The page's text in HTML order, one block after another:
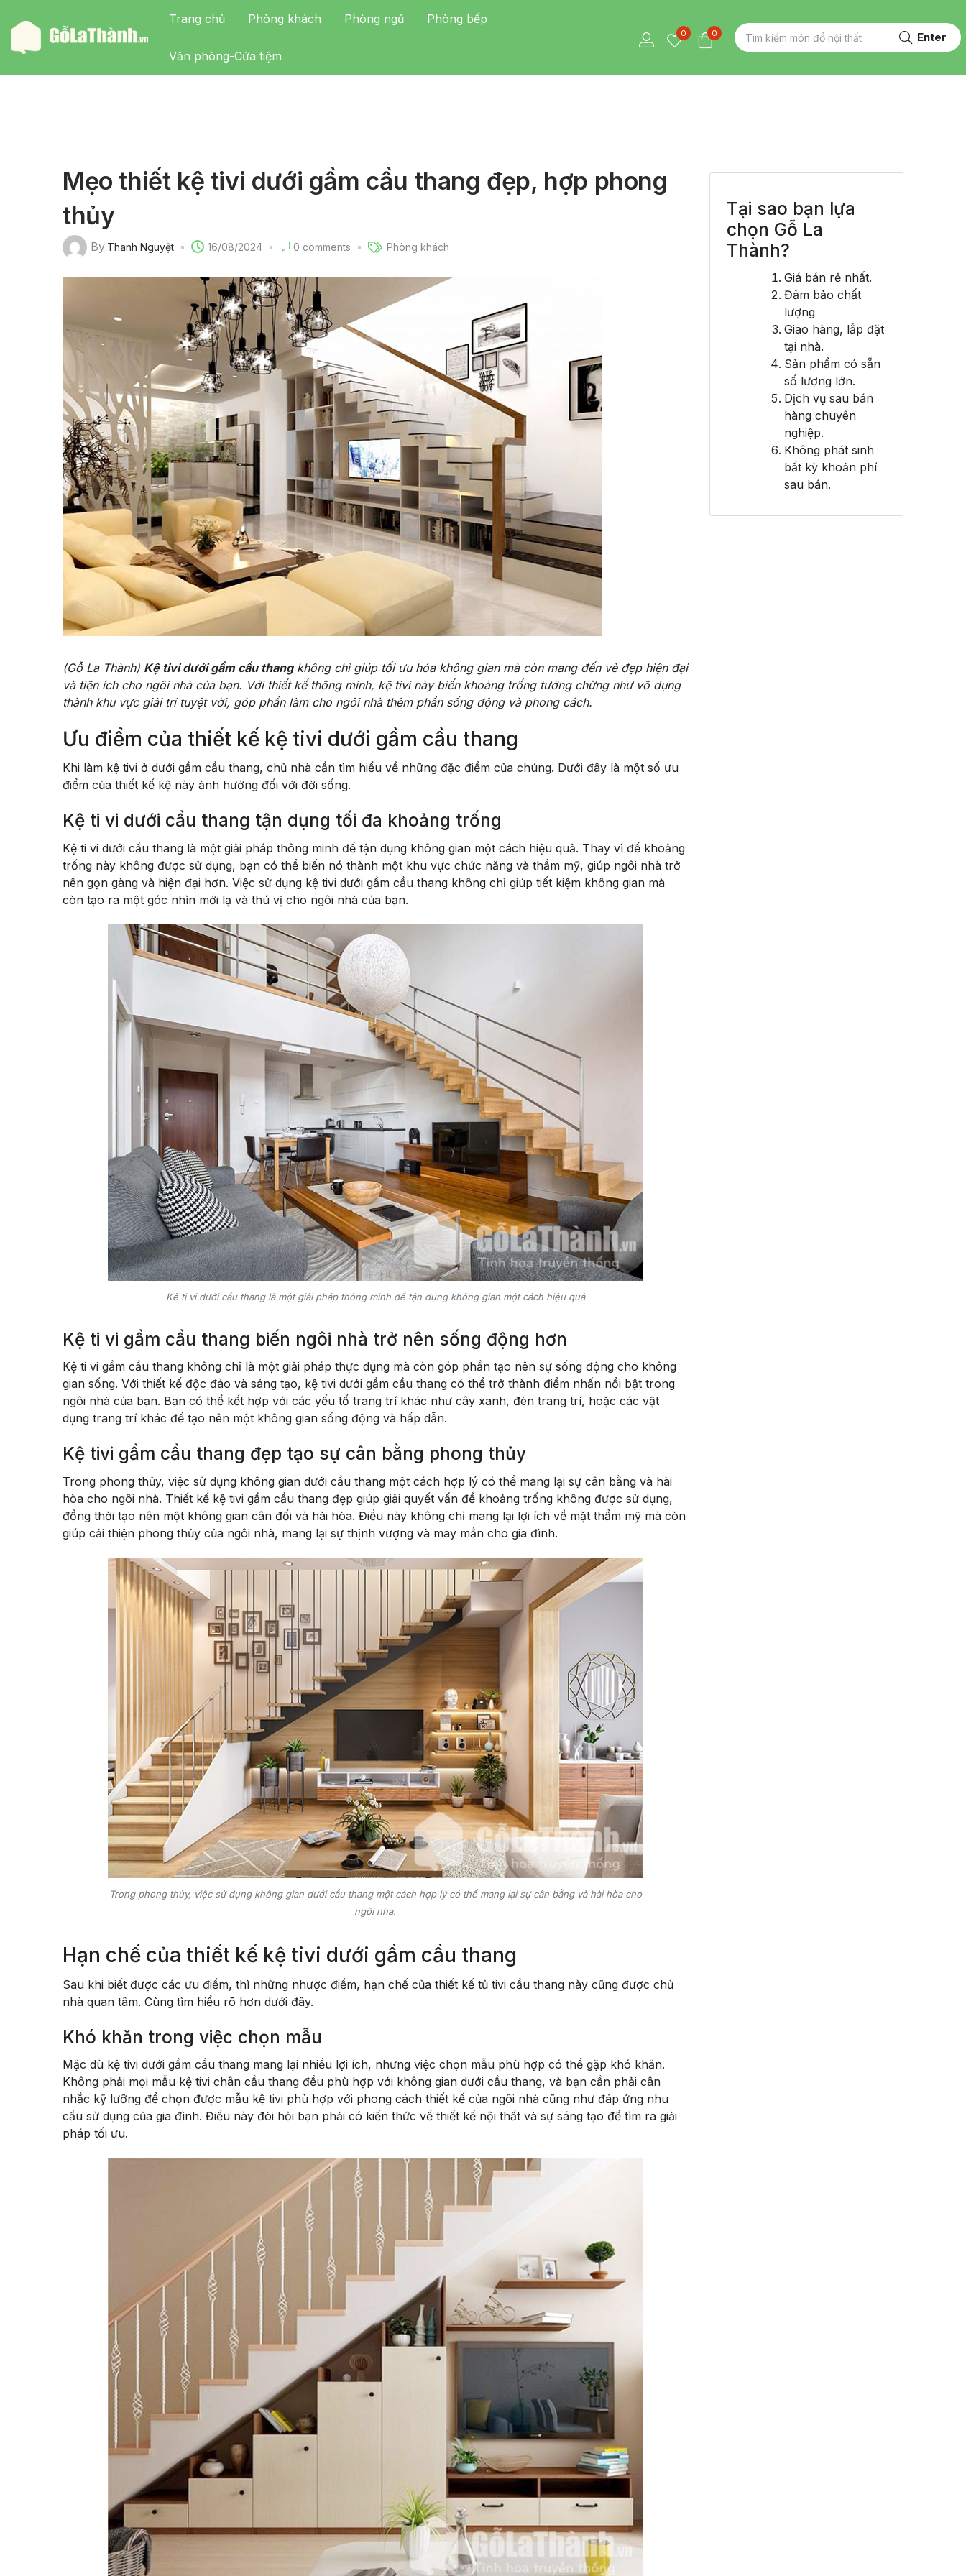
Trang chủ Phòng khách Phòng ngủ Phòng bếp
Văn phòng-Cửa tiệm
0 0 Enter
Tại sao bạn lựa
chọn Gỗ La
Thành?
Giá bán rẻ nhất.
Đảm bảo chất
lượng
Giao hàng, lắp đặt
tại nhà.
Sản phẩm có sẵn
số lượng lớn.
Dịch vụ sau bán
hàng chuyên
nghiệp.
Không phát sinh
bất kỳ khoản phí
sau bán.
Mẹo thiết kệ tivi dưới gầm cầu thang đẹp, hợp phong
thủy
By Thanh Nguyệt 16/08/2024 0 comments Phòng khách
(Gỗ La Thành) Kệ tivi dưới gầm cầu thangkhông chỉ giúp tối ưu hóa không gian mà còn mang đến vẻ đẹp hiện đại
và tiện ích cho ngôi nhà của bạn. Với thiết kế thông minh, kệ tivi này biến khoảng trống tưởng chừng như vô dụng
thành khu vực giải trí tuyệt vời, góp phần làm cho ngôi nhà thêm phần sống động và phong cách.
Ưu điểm của thiết kế kệ tivi dưới gầm cầu thang
Khi làm kệ tivi ở dưới gầm cầu thang, chủ nhà cần tìm hiểu về những đặc điểm của chúng. Dưới đây là một số ưu
điểm của thiết kế kệ này ảnh hưởng đối với đời sống.
Kệ ti vi dưới cầu thang tận dụng tối đa khoảng trống
Kệ ti vi dưới cầu thang là một giải pháp thông minh để tận dụng không gian một cách hiệu quả. Thay vì để khoảng
trống này không được sử dụng, bạn có thể biến nó thành một khu vực chức năng và thẩm mỹ, giúp ngôi nhà trở
nên gọn gàng và hiện đại hơn. Việc sử dụng kệ tivi dưới gầm cầu thang không chỉ giúp tiết kiệm không gian mà
còn tạo ra một góc nhìn mới lạ và thú vị cho ngôi nhà của bạn.
Kệ ti vi dưới cầu thang là một giải pháp thông minh để tận dụng không gian một cách hiệu quả
Kệ ti vi gầm cầu thang biến ngôi nhà trở nên sống động hơn
Kệ ti vi gầm cầu thang không chỉ là một giải pháp thực dụng mà còn góp phần tạo nên sự sống động cho không
gian sống. Với thiết kế độc đáo và sáng tạo, kệ tivi dưới gầm cầu thang có thể trở thành điểm nhấn nổi bật trong
ngôi nhà của bạn. Bạn có thể kết hợp với các yếu tố trang trí khác như cây xanh, đèn trang trí, hoặc các vật
dụng trang trí khác để tạo nên một không gian sống động và hấp dẫn.
Kệ tivi gầm cầu thang đẹp tạo sự cân bằng phong thủy
Trong phong thủy, việc sử dụng không gian dưới cầu thang một cách hợp lý có thể mang lại sự cân bằng và hài
hòa cho ngôi nhà. Thiết kế kệ tivi gầm cầu thang đẹp giúp giải quyết vấn đề khoảng trống không được sử dụng,
đồng thời tạo nên một không gian cân đối và hài hòa. Điều này không chỉ mang lại lợi ích về mặt thẩm mỹ mà còn
giúp cải thiện phong thủy của ngôi nhà, mang lại sự thịnh vượng và may mắn cho gia đình.
Trong phong thủy, việc sử dụng không gian dưới cầu thang một cách hợp lý có thể mang lại sự cân bằng và hài hòa cho
ngôi nhà.
Hạn chế của thiết kế kệ tivi dưới gầm cầu thang
Sau khi biết được các ưu điểm, thì những nhược điểm, hạn chế của thiết kế tủ tivi cầu thang này cũng được chủ
nhà quan tâm. Cùng tìm hiểu rõ hơn dưới đây.
Khó khăn trong việc chọn mẫu
Mặc dù kệ tivi dưới gầm cầu thang mang lại nhiều lợi ích, nhưng việc chọn mẫu phù hợp có thể gặp khó khăn.
Không phải mọi mẫu kệ tivi chân cầu thang đều phù hợp với không gian dưới cầu thang, và bạn cần phải cân
nhắc kỹ lưỡng để chọn được mẫu kệ tivi phù hợp với phong cách thiết kế của ngôi nhà cũng như đáp ứng nhu
cầu sử dụng của gia đình. Điều này đòi hỏi bạn phải có kiến thức về thiết kế nội thất và sự sáng tạo để tìm ra giải
pháp tối ưu.